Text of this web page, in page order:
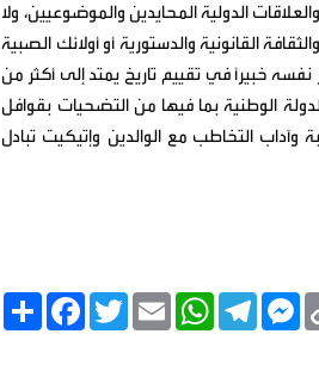
الدولية المحايدين والموضوعيين، ولا
القانونية والدستورية أو أولائك الصبية
خبيراً في تقييم تاريخ يمتد إلى أكثر من
الوطنية بما فيها من التضحيات بقوافل
وآداب التخاطب مع الوالدين وإتيكيت تبادل
ا
F
a
T
w
E
m
W
h
T
e
M
e